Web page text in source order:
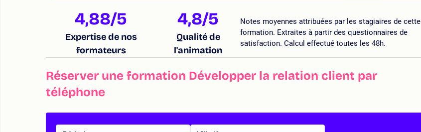
4,88/5
Expertise de nos
formateurs
4,8/5
Qualité de
l'animation
Notes moyennes attribuées par les stagiaires de cette
formation. Extraites à partir des questionnaires de
satisfaction. Calcul effectué toutes les 48h.
Réserver une formation Développer la relation client par
téléphone